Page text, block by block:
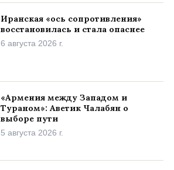
Иранская «ось сопротивления»
восстановилась и стала опаснее
6 августа 2026 г.
«Армения между Западом и
Тураном»: Аветик Чалабян о
выборе пути
5 августа 2026 г.